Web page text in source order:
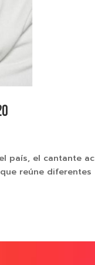
país, el cantante
que reúne diferentes